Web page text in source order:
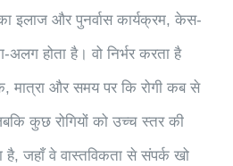
का इलाज और पुनर्वास कार्यक्रम, केस-
होता है। वो निर्भर करता है
मात्रा और समय पर कि रोगी कब से
कुछ रोगियों को उच्च स्तर की
है, जहाँ वे वास्तविकता से संपर्क खो